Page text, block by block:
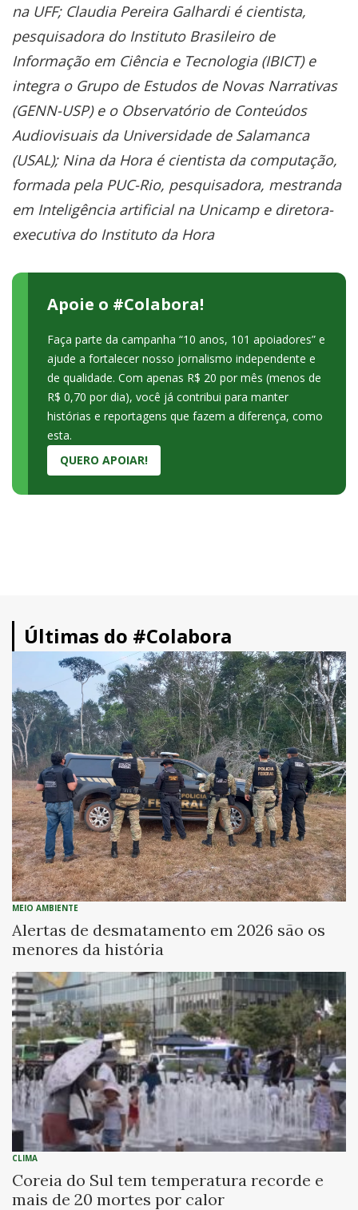
na UFF; Claudia Pereira Galhardi é cientista,
pesquisadora do Instituto Brasileiro de
Informação em Ciência e Tecnologia (IBICT) e
integra o Grupo de Estudos de Novas Narrativas
(GENN-USP) e o Observatório de Conteúdos
Audiovisuais da Universidade de Salamanca
(USAL); Nina da Hora é cientista da computação,
formada pela PUC-Rio, pesquisadora, mestranda
em Inteligência artificial na Unicamp e diretora-
executiva do Instituto da Hora
Apoie o #Colabora!
Faça parte da campanha “10 anos, 101 apoiadores” e
ajude a fortalecer nosso jornalismo independente e
de qualidade. Com apenas R$ 20 por mês (menos de
R$ 0,70 por dia), você já contribui para manter
histórias e reportagens que fazem a diferença, como
esta.
QUERO APOIAR!
Últimas do #Colabora
MEIO AMBIENTE
Alertas de desmatamento em 2026 são os
menores da história
CLIMA
Coreia do Sul tem temperatura recorde e
mais de 20 mortes por calor